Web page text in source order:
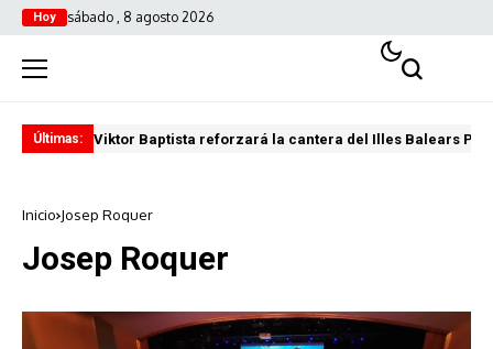
Hoy sábado , 8 agosto 2026
Últimas: Viktor Baptista reforzará la cantera del Illes Balears
Inicio Josep Roquer
Josep Roquer